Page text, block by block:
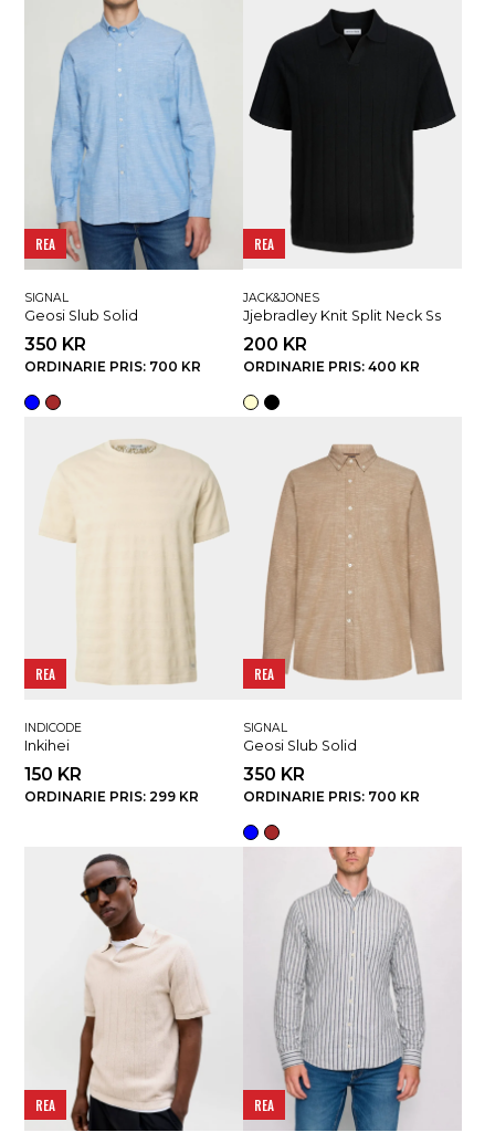
REA
SIGNAL
Geosi Slub Solid
350 KR
ORDINARIE PRIS: 700 KR
REA
JACK&JONES
Jjebradley Knit Split Neck Ss
200 KR
ORDINARIE PRIS: 400 KR
REA
INDICODE
Inkihei
150 KR
ORDINARIE PRIS: 299 KR
REA
SIGNAL
Geosi Slub Solid
350 KR
ORDINARIE PRIS: 700 KR
REA REA